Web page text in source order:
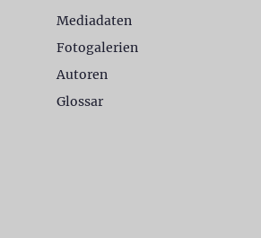
Mediadaten
Fotogalerien
Autoren
Glossar